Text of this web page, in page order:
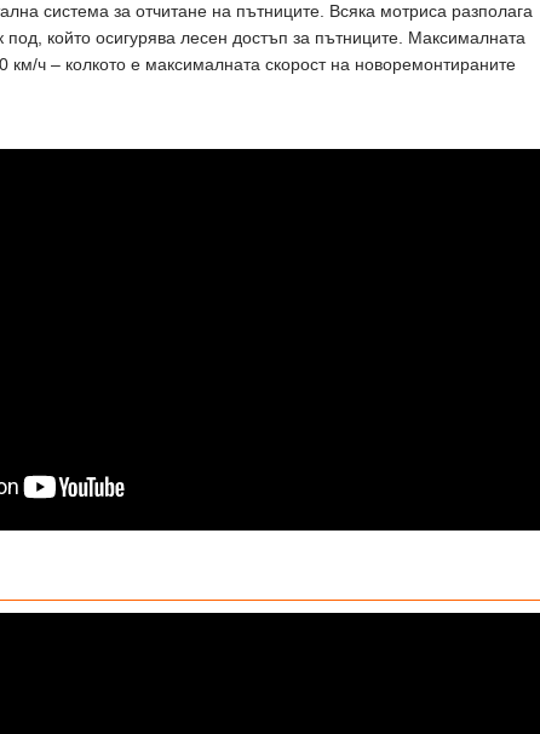
система за отчитане на пътниците. Всяка мотриса разполага
който осигурява лесен достъп за пътниците. Максималната
км/ч – колкото е максималната скорост на новоремонтираните